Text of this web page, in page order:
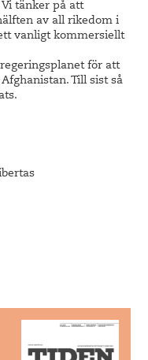
tänker på att
av all rikedom i
vanligt kommersiellt
för att
Till sist så